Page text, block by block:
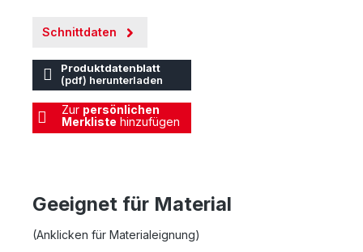
Schnittdaten
Produktdatenblatt
(pdf) herunterladen
Zur persönlichen
Merkliste hinzufügen
Geeignet für Material
(Anklicken für Materialeignung)